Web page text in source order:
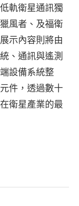
軌衛星通訊獨
風者、及福衛
示內容則將由
、通訊與遙測
設備系統整
件，透過數十
衛星產業的最